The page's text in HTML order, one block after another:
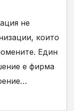
не
които
Един
е фирма